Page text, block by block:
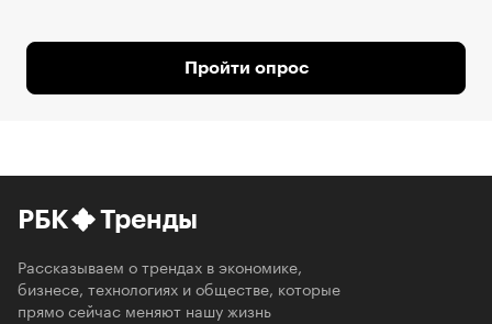
Пройти опрос
РБК Тренды
Рассказываем о трендах в экономике,
бизнесе, технологиях и обществе, которые
прямо сейчас меняют нашу жизнь